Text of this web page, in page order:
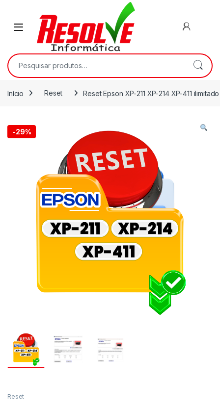
Início Reset Reset Epson XP-211 XP-214 XP-411
-29%
Reset